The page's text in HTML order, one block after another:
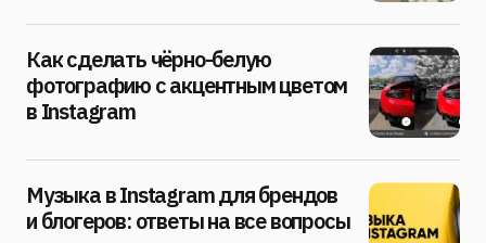
Как сделать чёрно-белую
фотографию с акцентным цветом
в Instagram
Музыка в Instagram для брендов
и блогеров: ответы на все вопросы